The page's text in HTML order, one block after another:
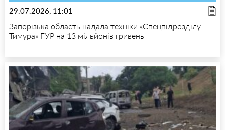
29.07.2026, 11:01
Запорізька область надала техніки «Спецпідрозділу
Тимура» ГУР на 13 мільйонів гривень